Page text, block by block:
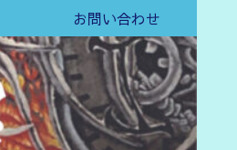
お問い合わせ